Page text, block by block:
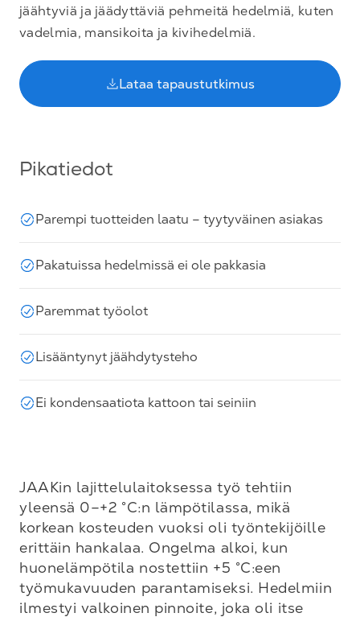
jäähtyviä ja jäädyttäviä pehmeitä hedelmiä, kuten
vadelmia, mansikoita ja kivihedelmiä.
Lataa tapaustutkimus
Pikatiedot
Parempi tuotteiden laatu – tyytyväinen asiakas
Pakatuissa hedelmissä ei ole pakkasia
Paremmat työolot
Lisääntynyt jäähdytysteho
Ei kondensaatiota kattoon tai seiniin
JAAKin lajittelulaitoksessa työ tehtiin
yleensä 0–+2 °C:n lämpötilassa, mikä
korkean kosteuden vuoksi oli työntekijöille
erittäin hankalaa. Ongelma alkoi, kun
huonelämpötila nostettiin +5 °C:een
työmukavuuden parantamiseksi. Hedelmiin
ilmestyi valkoinen pinnoite, joka oli itse